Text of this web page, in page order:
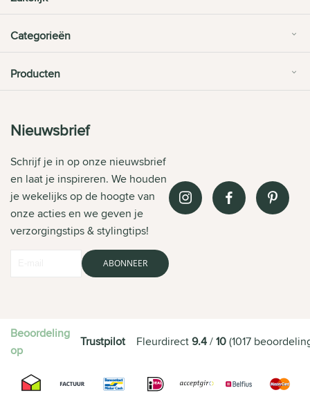
Categorieën
Producten
Nieuwsbrief
Schrijf je in op onze nieuwsbrief
en laat je inspireren. We houden
je wekelijks op de hoogte van
onze acties en we geven je
verzorgingstips & stylingtips!
ABONNEER
Beoordeling
op
Trustpilot Fleurdirect9.4/10(1017